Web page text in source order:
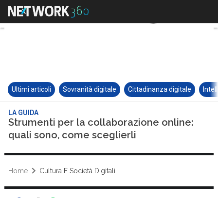
Ultimi articoli Sovranità digitale Cittadinanza digitale
LA GUIDA
Strumenti per la collaborazione online:
quali sono, come sceglierli
Home Cultura E Società Digitali